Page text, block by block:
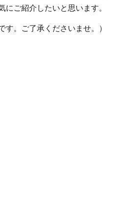
e
にご紹介したいと思います。
す。ご了承くださいませ。）